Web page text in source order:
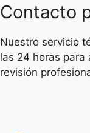
Contacto
Nuestro servicio
las 24 horas para
revisión